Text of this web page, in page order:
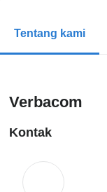
Tentang kami
Verbacom
Kontak